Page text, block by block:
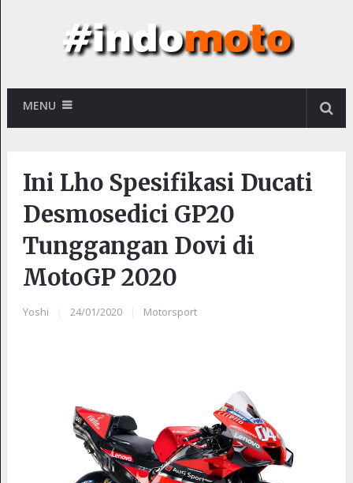
MENU
Ini Lho Spesifikasi Ducati
Desmosedici GP20
Tunggangan Dovi di
MotoGP 2020
Yoshi 24/01/2020 Motorsport